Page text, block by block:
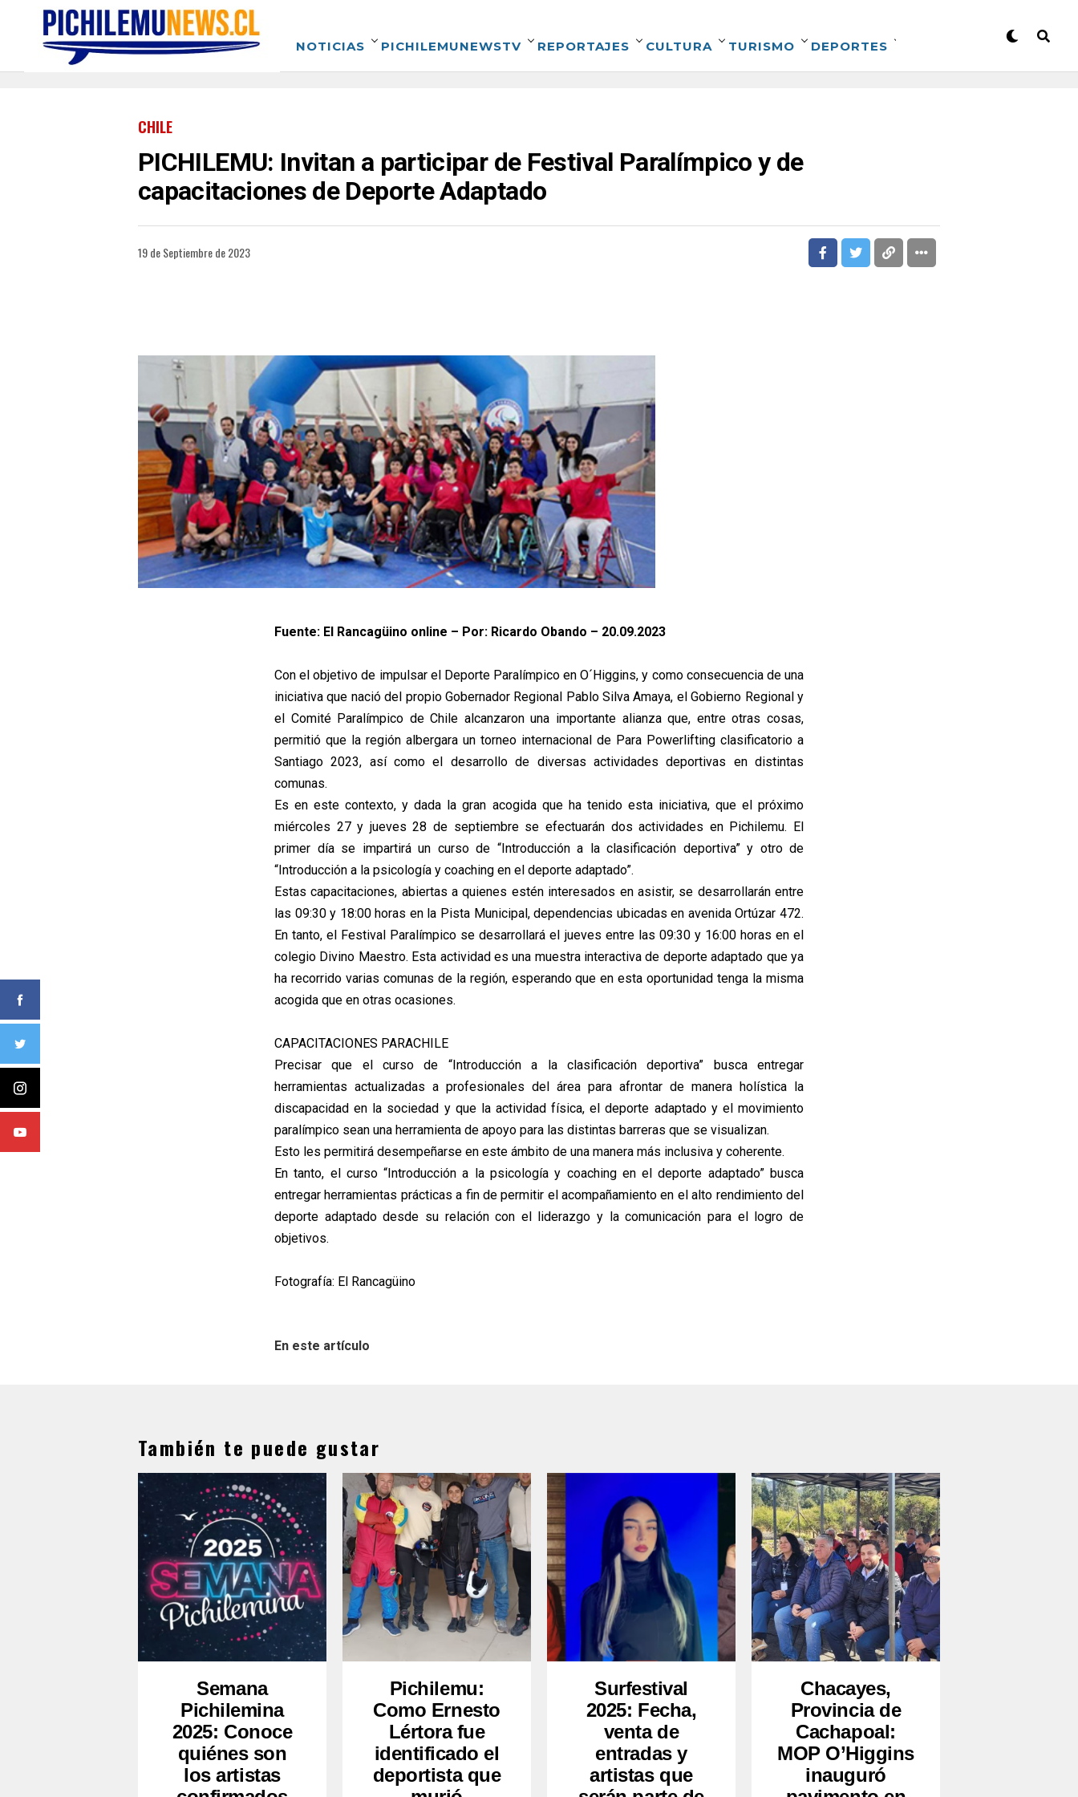
NOTICIAS PICHILEMUNEWSTV REPORTAJES CULTURA TURISMO DEPORTES
CHILE
PICHILEMU: Invitan a participar de Festival Paralímpico y de
capacitaciones de Deporte Adaptado
19 de Septiembre de 2023
Fuente: El Rancagüino online – Por: Ricardo Obando – 20.09.2023
Con el objetivo de impulsar el Deporte Paralímpico en O´Higgins, y como consecuencia de una
iniciativa que nació del propio Gobernador Regional Pablo Silva Amaya, el Gobierno Regional y
el Comité Paralímpico de Chile alcanzaron una importante alianza que, entre otras cosas,
permitió que la región albergara un torneo internacional de Para Powerlifting clasificatorio a
Santiago 2023, así como el desarrollo de diversas actividades deportivas en distintas
comunas.
Es en este contexto, y dada la gran acogida que ha tenido esta iniciativa, que el próximo
miércoles 27 y jueves 28 de septiembre se efectuarán dos actividades en Pichilemu. El
primer día se impartirá un curso de “Introducción a la clasificación deportiva” y otro de
“Introducción a la psicología y coaching en el deporte adaptado”.
Estas capacitaciones, abiertas a quienes estén interesados en asistir, se desarrollarán entre
las 09:30 y 18:00 horas en la Pista Municipal, dependencias ubicadas en avenida Ortúzar 472.
En tanto, el Festival Paralímpico se desarrollará el jueves entre las 09:30 y 16:00 horas en el
colegio Divino Maestro. Esta actividad es una muestra interactiva de deporte adaptado que ya
ha recorrido varias comunas de la región, esperando que en esta oportunidad tenga la misma
acogida que en otras ocasiones.
CAPACITACIONES PARACHILE
Precisar que el curso de “Introducción a la clasificación deportiva” busca entregar
herramientas actualizadas a profesionales del área para afrontar de manera holística la
discapacidad en la sociedad y que la actividad física, el deporte adaptado y el movimiento
paralímpico sean una herramienta de apoyo para las distintas barreras que se visualizan.
Esto les permitirá desempeñarse en este ámbito de una manera más inclusiva y coherente.
En tanto, el curso “Introducción a la psicología y coaching en el deporte adaptado” busca
entregar herramientas prácticas a fin de permitir el acompañamiento en el alto rendimiento del
deporte adaptado desde su relación con el liderazgo y la comunicación para el logro de
objetivos.
Fotografía: El Rancagüino
En este artículo
También te puede gustar
Semana
Pichilemina
2025: Conoce
quiénes son
los artistas
Pichilemu:
Como Ernesto
Lértora fue
identificado el
deportista que
Surfestival
2025: Fecha,
venta de
entradas y
artistas que
Chacayes,
Provincia de
Cachapoal:
MOP O’Higgins
inauguró